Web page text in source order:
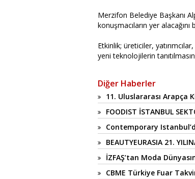
Merzifon Belediye Başkanı
konuşmacıların yer
Etkinlik; üreticiler,
yeni teknolojilerin
Diğer Haberler
11. Uluslararası Arapça
FOODIST İSTANBUL
Contemporary
BEAUTYEURASIA 21.
İZFAŞ’tan Moda
CBME Türkiye Fuar